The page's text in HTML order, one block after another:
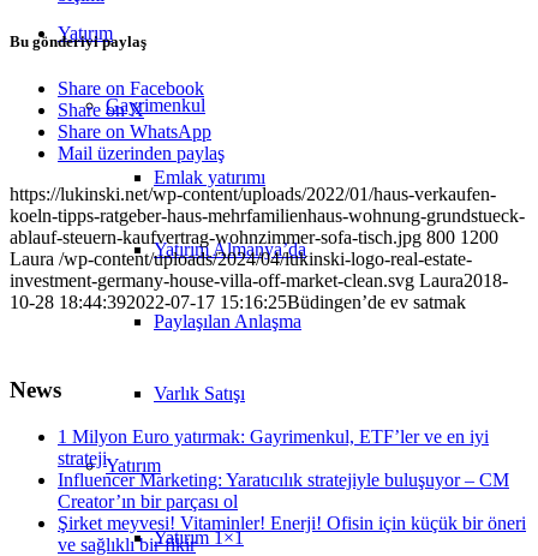
Yatırım
Gayrimenkul
Emlak yatırımı
Yatırım Almanya’da
Paylaşılan Anlaşma
Varlık Satışı
Yatırım
Yatırım 1×1
Bu gönderiyi paylaş
Share on Facebook
Share on X
Share on WhatsApp
Mail üzerinden paylaş
https://lukinski.net/wp-content/uploads/2022/01/haus-verkaufen-
koeln-tipps-ratgeber-haus-mehrfamilienhaus-wohnung-grundstueck-
ablauf-steuern-kaufvertrag-wohnzimmer-sofa-tisch.jpg 800 1200
Laura /wp-content/uploads/2024/04/lukinski-logo-real-estate-
investment-germany-house-villa-off-market-clean.svg Laura2018-
10-28 18:44:392022-07-17 15:16:25Büdingen’de ev satmak
News
1 Milyon Euro yatırmak: Gayrimenkul, ETF’ler ve en iyi
strateji
Influencer Marketing: Yaratıcılık stratejiyle buluşuyor – CM
Creator’ın bir parçası ol
Şirket meyvesi! Vitaminler! Enerji! Ofisin için küçük bir öneri
ve sağlıklı bir fikir